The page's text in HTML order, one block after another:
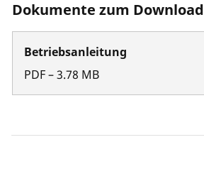
Dokumente zum Download
Betriebsanleitung
PDF–3.78 MB